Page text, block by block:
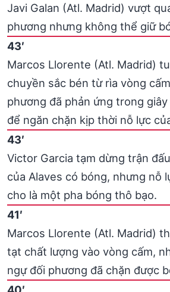
Javi Galan (Atl. Madrid) vượt
phương nhưng không thể giữ
43′
Marcos Llorente (Atl. Madrid)
chuyền sắc bén từ rìa vòng
phương đã phản ứng trong
để ngăn chặn kịp thời nỗ lực
43′
Victor Garcia tạm dừng trận
của Alaves có bóng, nhưng nỗ
cho là một pha bóng thô bạo.
41′
Marcos Llorente (Atl. Madrid)
tạt chất lượng vào vòng cấm,
ngự đối phương đã chặn được